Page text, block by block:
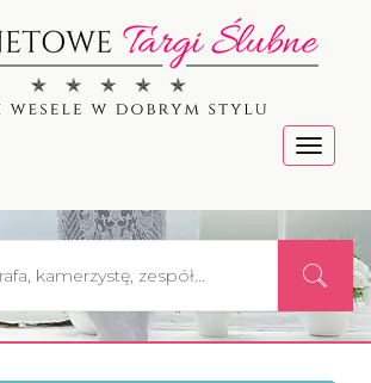
Menu